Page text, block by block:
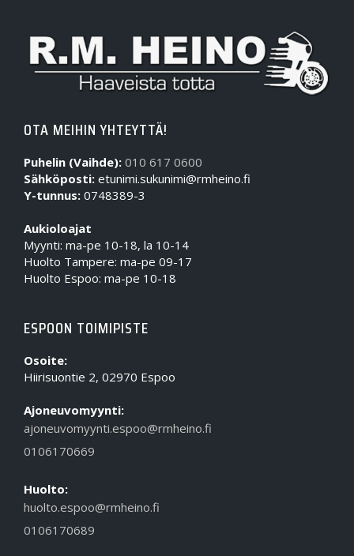
OTA MEIHIN YHTEYTTÄ!
Puhelin (Vaihde): 010 617 0600
Sähköposti: etunimi.sukunimi@rmheino.fi
Y-tunnus: 0748389-3
Aukioloajat
Myynti: ma-pe 10-18, la 10-14
Huolto Tampere: ma-pe 09-17
Huolto Espoo: ma-pe 10-18
ESPOON TOIMIPISTE
Osoite:
Hiirisuontie 2, 02970 Espoo
Ajoneuvomyynti:
ajoneuvomyynti.espoo@rmheino.fi
0106170669
Huolto:
huolto.espoo@rmheino.fi
0106170689